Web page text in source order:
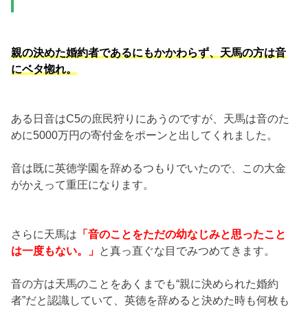
親の決めた婚約者であるにもかかわらず、天馬の方は音
にベタ惚れ。
ある日音はC5の庶民狩りにあうのですが、天馬は音のた
めに5000万円の寄付金をポーンと出してくれました。
音は既に英徳学園を辞めるつもりでいたので、この大金
がかえって重圧になります。
さらに天馬は 「音のことをただの幼なじみと思ったこと
は一度もない。」
と真っ直ぐな目でみつめてきます。
音の方は天馬のことをあくまでも“親に決められた婚約
者”だと認識していて、英徳を辞めると決めた時も何枚も